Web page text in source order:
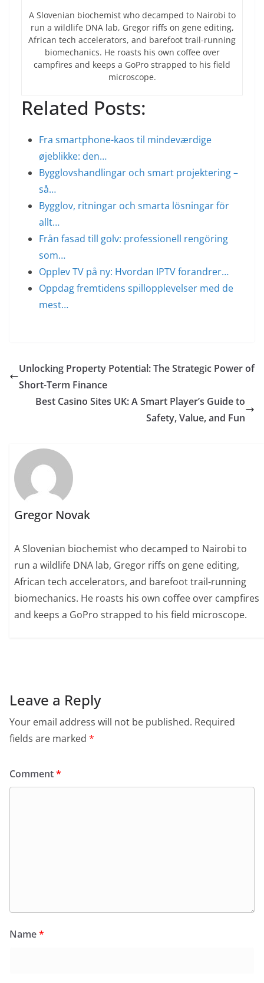
A Slovenian biochemist who decamped to Nairobi to
run a wildlife DNA lab, Gregor riffs on gene editing,
African tech accelerators, and barefoot trail-running
biomechanics. He roasts his own coffee over
campfires and keeps a GoPro strapped to his field
microscope.
Related Posts:
Fra smartphone-kaos til mindeværdige
øjeblikke: den…
Bygglovshandlingar och smart projektering –
så…
Bygglov, ritningar och smarta lösningar för
allt…
Från fasad till golv: professionell rengöring
som…
Opplev TV på ny: Hvordan IPTV forandrer…
Oppdag fremtidens spillopplevelser med de
mest…
Unlocking Property Potential: The Strategic Power of
Short-Term Finance
Best Casino Sites UK: A Smart Player’s Guide to
Safety, Value, and Fun
Gregor Novak
A Slovenian biochemist who decamped to Nairobi to
run a wildlife DNA lab, Gregor riffs on gene editing,
African tech accelerators, and barefoot trail-running
biomechanics. He roasts his own coffee over campfires
and keeps a GoPro strapped to his field microscope.
Leave a Reply
Your email address will not be published. Required
fields are marked *
Comment*
Name*